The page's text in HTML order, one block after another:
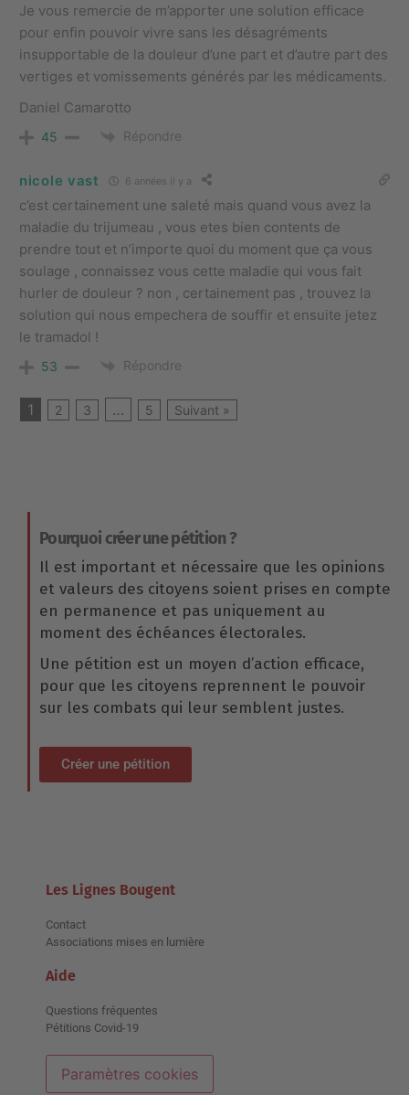
Je vous remercie de m’apporter une solution efficace
pour enfin pouvoir vivre sans les désagréments
insupportable de la douleur d’une part et d’autre part des
vertiges et vomissements générés par les médicaments.
Daniel Camarotto
45 Répondre
nicole vast 6 années il y a
c’est certainement une saleté mais quand vous avez la
maladie du trijumeau , vous etes bien contents de
prendre tout et n’importe quoi du moment que ça vous
soulage , connaissez vous cette maladie qui vous fait
hurler de douleur ? non , certainement pas , trouvez la
solution qui nous empechera de souffir et ensuite jetez
le tramadol !
53 Répondre
1 2 3 … 5 Suivant »
Pourquoi créer une pétition ?
Il est important et nécessaire que les opinions
et valeurs des citoyens soient prises en compte
en permanence et pas uniquement au
moment des échéances électorales.
Une pétition est un moyen d’action efficace,
pour que les citoyens reprennent le pouvoir
sur les combats qui leur semblent justes.
Créer une pétition
Les Lignes Bougent
Contact
Associations mises en lumière
Aide
Questions fréquentes
Pétitions Covid-19
Paramètres cookies